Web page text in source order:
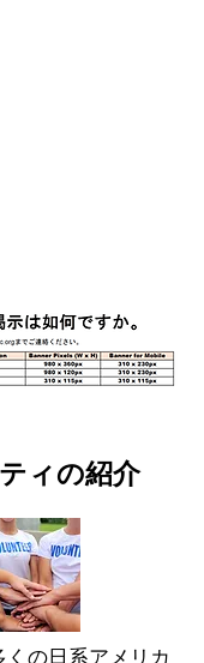
ィの紹介
の日系アメリカ